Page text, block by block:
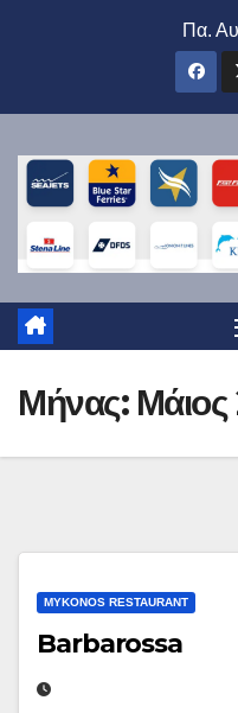
Πα.
Μήνας:
MYKONOS RESTAURANT
Barbarossa